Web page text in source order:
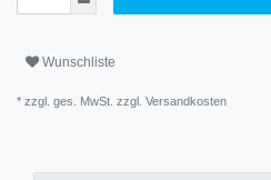
Wunschliste
* zzgl. ges. MwSt. zzgl. Versandkosten